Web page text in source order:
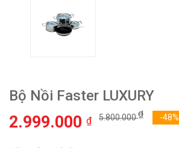
Bộ Nồi Faster LUXURY
2.999.000 ₫ 5.800.000₫ -48%